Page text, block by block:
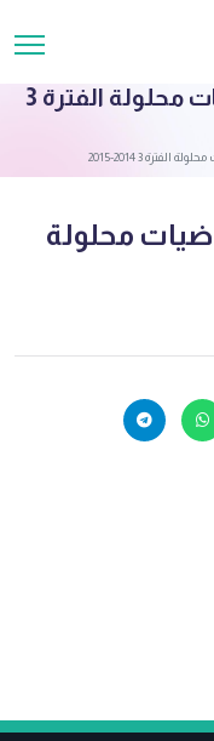
الصف العاشر اختبارات رياضيات محلولة الفترة 3
3 2014-2015
محلولة